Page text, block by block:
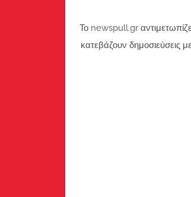
Το newspull.gr
κατεβάζουν δημοσιεύσεις